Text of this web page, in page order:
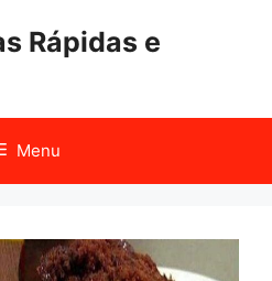
Rápidas e
Menu